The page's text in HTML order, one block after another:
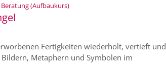
(Aufbaukurs):
Fertigkeiten wiederholt, vertieft und
Metaphern und Symbolen im